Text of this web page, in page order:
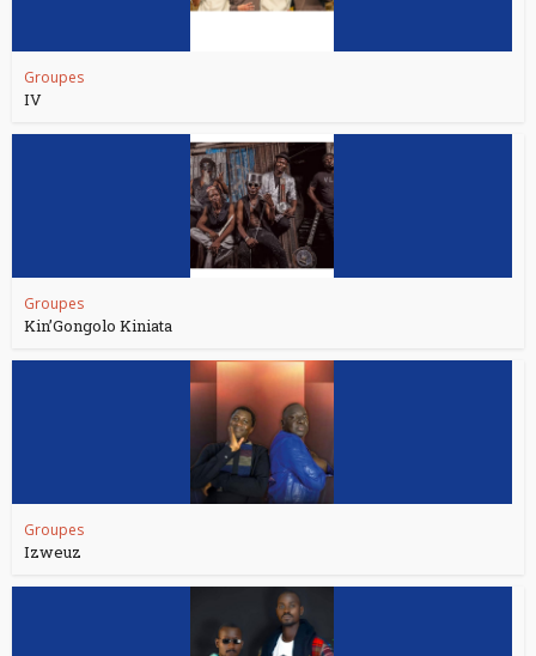
Groupes
IV
Groupes
Kin’Gongolo Kiniata
Groupes
Izweuz